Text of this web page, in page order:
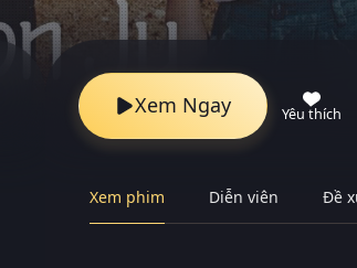
Xem Ngay Yêu thích
Xem phim Diễn viên Đề